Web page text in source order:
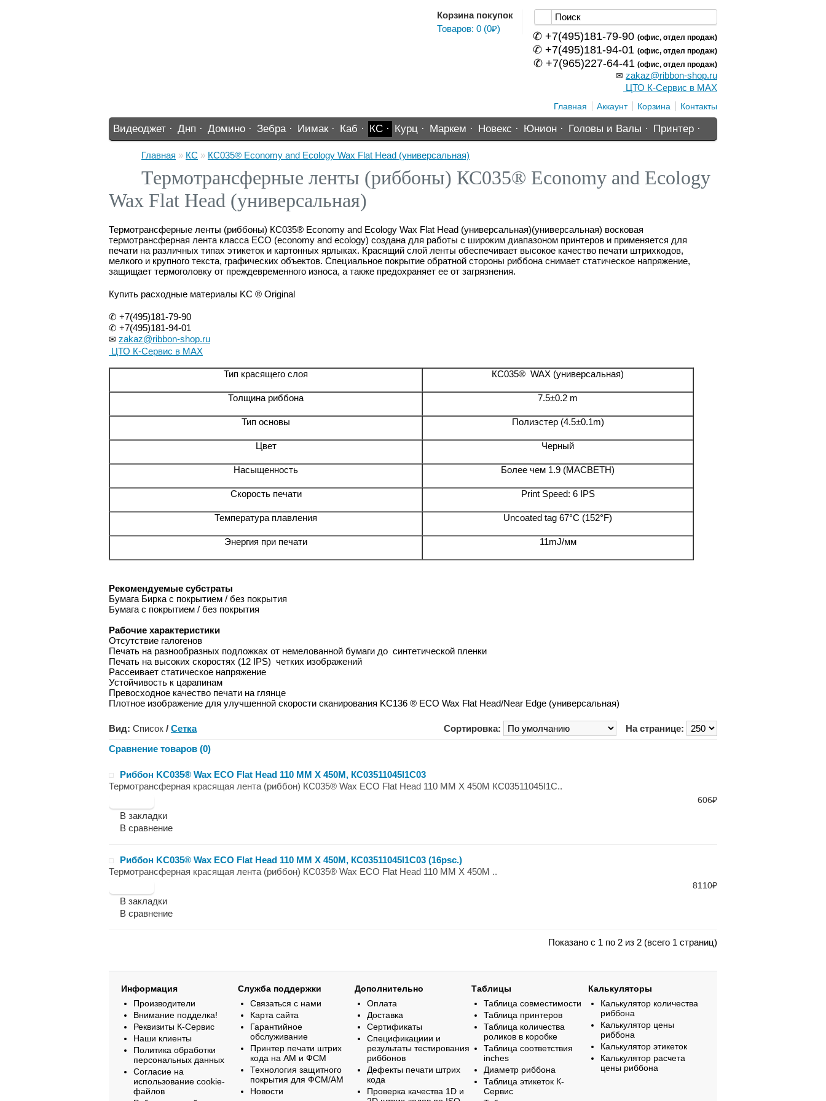
Корзина покупок
Товаров: 0 (0₽)
✆ +7(495)181-79-90 (офис, отдел продаж)
✆ +7(495)181-94-01 (офис, отдел продаж)
✆ +7(965)227-64-41 (офис, отдел продаж)
✉ zakaz@ribbon-shop.ru
ЦТО К-Сервис в MAX
Главная Аккаунт Корзина Контакты
Видеоджет · Днп · Домино · Зебра · Иимак · Каб · КС · Курц · Маркем · Новекс · Юнион · Головы и Валы · Принтер ·
Главная » КС » КС035® Economy and Ecology Wax Flat Head (универсальная)
Термотрансферные ленты (риббоны) КС035® Economy and Ecology
Wax Flat Head (универсальная)
Термотрансферные ленты (риббоны) КС035® Economy and Ecology Wax Flat Head (универсальная)(универсальная) восковая
термотрансферная лента класса ECO (economy and ecology) создана для работы с широким диапазоном принтеров и применяется для
печати на различных типах этикеток и картонных ярлыках. Красящий слой ленты обеспечивает высокое качество печати штрихкодов,
мелкого и крупного текста, графических объектов. Специальное покрытие обратной стороны риббона снимает статическое напряжение,
защищает термоголовку от преждевременного износа, а также предохраняет ее от загрязнения.
Купить расходные материалы KC ® Original
✆ +7(495)181-79-90
✆ +7(495)181-94-01
✉ zakaz@ribbon-shop.ru
ЦТО К-Сервис в MAX
Тип красящего слоя КС035® WAX (универсальная)
Толщина риббона 7.5±0.2 m
Тип основы Полиэстер (4.5±0.1m)
Цвет Черный
Насыщенность Более чем 1.9 (MACBETH)
Скорость печати Print Speed: 6 IPS
Температура плавления Uncoated tag 67°C (152°F)
Энергия при печати 11mJ/мм
Рекомендуемые субстраты
Бумага Бирка с покрытием / без покрытия
Бумага с покрытием / без покрытия
Рабочие характеристики
Отсутствие галогенов
Печать на разнообразных подложках от немелованной бумаги до синтетической пленки
Печать на высоких скоростях (12 IPS) четких изображений
Рассеивает статическое напряжение
Устойчивость к царапинам
Превосходное качество печати на глянце
Плотное изображение для улучшенной скорости сканирования KC136 ® ECO Wax Flat Head/Near Edge (универсальная)
Вид: Список / Сетка На странице:
Сортировка:
Сравнение товаров (0)
Риббон KC035® Wax ECO Flat Head 110 ММ X 450М, КС03511045I1C03
Термотрансферная красящая лента (риббон) КС035® Wax ECO Flat Head 110 ММ X 450М КС03511045I1C..
606₽
В закладки
В сравнение
Риббон KC035® Wax ECO Flat Head 110 ММ X 450М, КС03511045I1C03 (16psc.)
Термотрансферная красящая лента (риббон) КС035® Wax ECO Flat Head 110 ММ X 450М ..
8110₽
В закладки
В сравнение
Показано с 1 по 2 из 2 (всего 1 страниц)
Информация
Производители
Внимание подделка!
Реквизиты К-Сервис
Наши клиенты
Политика обработки
персональных данных
Согласие на
использование cookie-
файлов
Служба поддержки
Связаться с нами
Карта сайта
Гарантийное
обслуживание
Принтер печати штрих
кода на АМ и ФСМ
Технология защитного
покрытия для ФСМ/АМ
Новости
Дополнительно
Оплата
Доставка
Сертификаты
Спецификациии и
результаты тестирования
риббонов
Дефекты печати штрих
кода
Проверка качества 1D и
Таблицы
Таблица совместимости
Таблица принтеров
Таблица количества
роликов в коробке
Таблица соответствия
inches
Диаметр риббона
Таблица этикеток К-
Сервис
Калькуляторы
Калькулятор количества
риббона
Калькулятор цены
риббона
Калькулятор этикеток
Калькулятор расчета
цены риббона